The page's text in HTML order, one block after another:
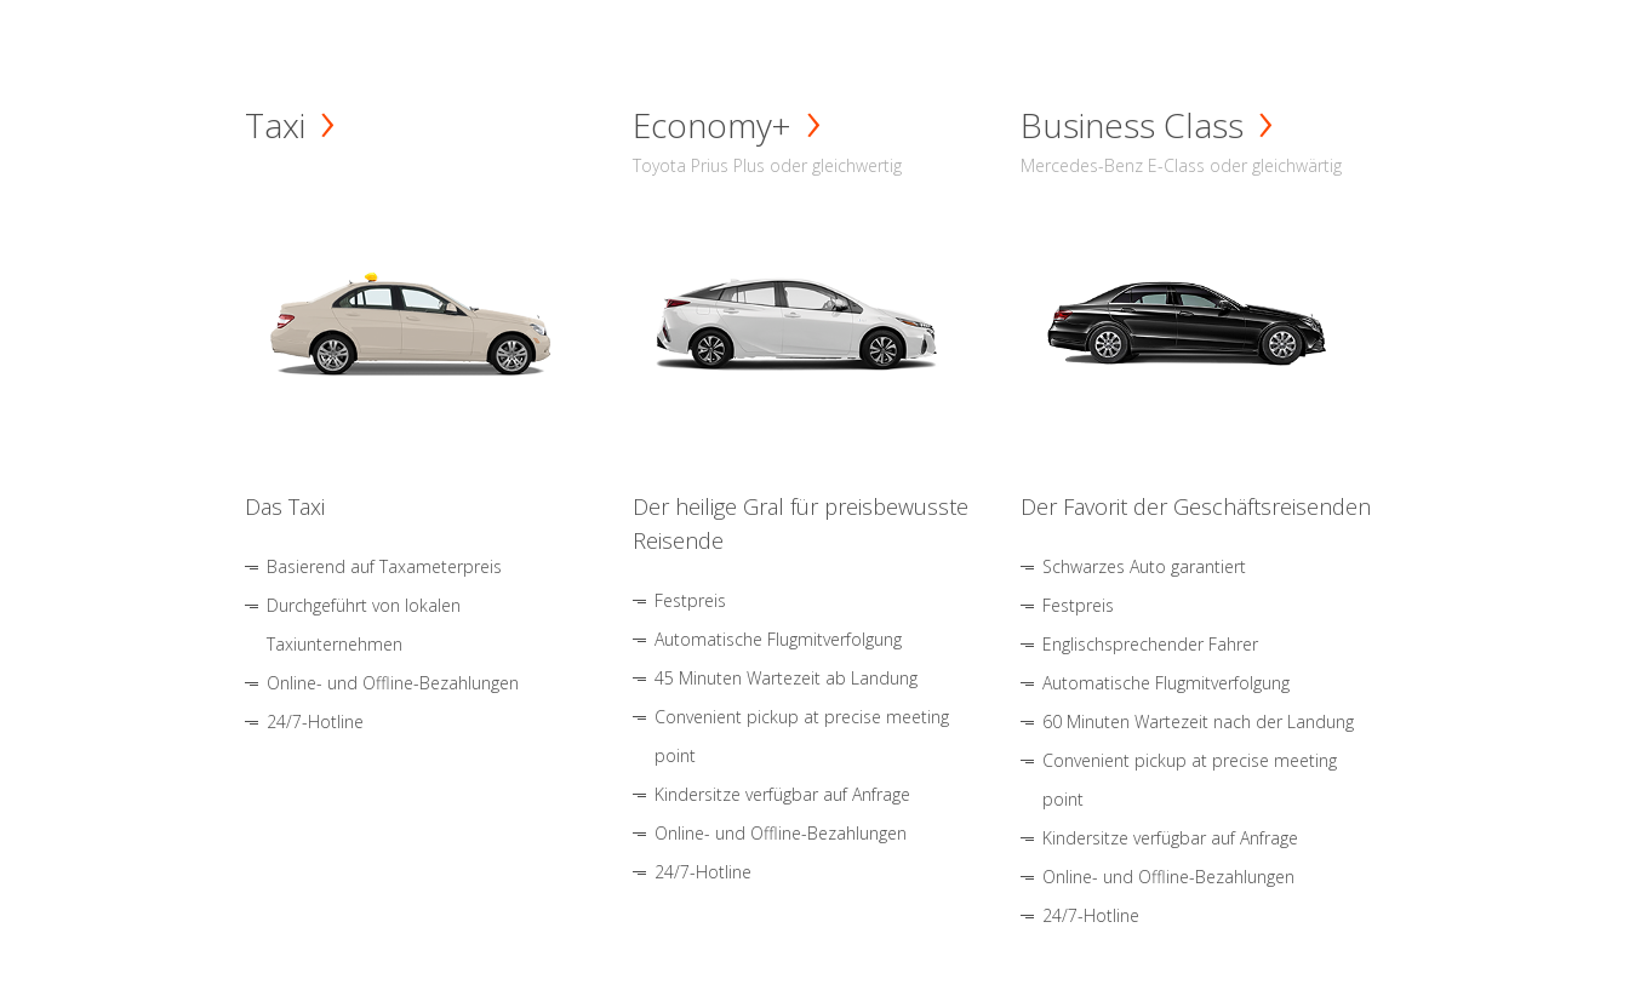
Taxi
Das Taxi
Basierend auf Taxameterpreis
Durchgeführt von lokalen
Taxiunternehmen
Online- und Offline-Bezahlungen
24/7-Hotline
Economy+
Toyota Prius Plus oder gleichwertig
Der heilige Gral für preisbewusste
Reisende
Festpreis
Automatische Flugmitverfolgung
45 Minuten Wartezeit ab Landung
Convenient pickup at precise meeting
point
Kindersitze verfügbar auf Anfrage
Online- und Offline-Bezahlungen
24/7-Hotline
Business Class
Mercedes-Benz E-Class oder gleichwärtig
Der Favorit der Geschäftsreisenden
Schwarzes Auto garantiert
Festpreis
Englischsprechender Fahrer
Automatische Flugmitverfolgung
60 Minuten Wartezeit nach der Landung
Convenient pickup at precise meeting
point
Kindersitze verfügbar auf Anfrage
Online- und Offline-Bezahlungen
24/7-Hotline